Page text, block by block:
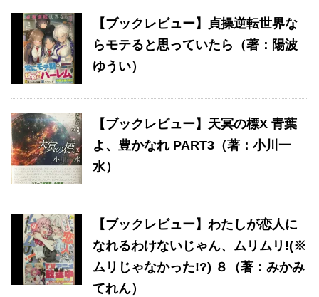
【ブックレビュー】貞操逆転世界な
らモテると思っていたら（著：陽波
ゆうい）
【ブックレビュー】天冥の標X 青葉
よ、豊かなれ PART3（著：小川一
水）
【ブックレビュー】わたしが恋人に
なれるわけないじゃん、ムリムリ!(※
ムリじゃなかった!?) ８（著：みかみ
てれん）